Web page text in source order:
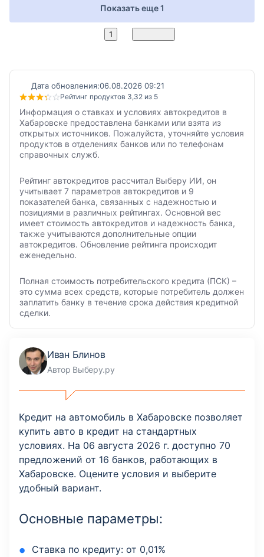
Показать еще 1
1
Дата обновления:06.08.2026 09:21
Рейтинг продуктов 3,32 из 5
Информация о ставках и условиях автокредитов в
Хабаровске предоставлена банками или взята из
открытых источников. Пожалуйста, уточняйте условия
продуктов в отделениях банков или по телефонам
справочных служб.
Рейтинг автокредитов рассчитал Выберу ИИ, он
учитывает 7 параметров автокредитов и 9
показателей банка, связанных с надежностью и
позициями в различных рейтингах. Основной вес
имеет стоимость автокредитов и надежность банка,
также учитываются дополнительные опции
автокредитов. Обновление рейтинга происходит
еженедельно.
Полная стоимость потребительского кредита (ПСК) –
это сумма всех средств, которые потребитель должен
заплатить банку в течение срока действия кредитной
сделки.
Иван Блинов
Автор Выберу.ру
Кредит на автомобиль в Хабаровске позволяет
купить авто в кредит на стандартных
условиях. На 06 августа 2026 г. доступно 70
предложений от 16 банков, работающих в
Хабаровске. Оцените условия и выберите
удобный вариант.
Основные параметры:
Ставка по кредиту: от 0,01%